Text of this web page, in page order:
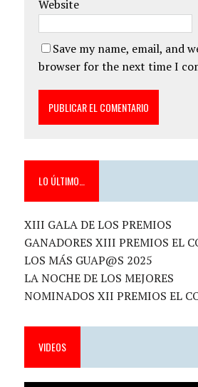
Website
Save my name, email, and
browser for the next time I
LO ÚLTIMO…
XIII GALA DE LOS PREMIOS
GANADORES XIII PREMIOS EL
LOS MÁS GUAP@S 2025
LA NOCHE DE LOS MEJORES
NOMINADOS XII PREMIOS EL
VIDEOS